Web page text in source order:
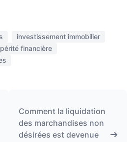
investissement immobilier
financière
Comment la liquidation
des marchandises non
désirées est devenue